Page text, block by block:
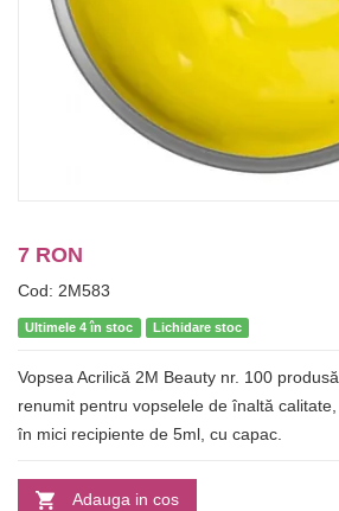
7 RON
Cod: 2M583
Ultimele 4 în stoc Lichidare stoc
Vopsea Acrilică 2M Beauty nr. 100
renumit pentru vopselele de înaltă
în mici recipiente de 5ml, cu capac.
Adauga in cos